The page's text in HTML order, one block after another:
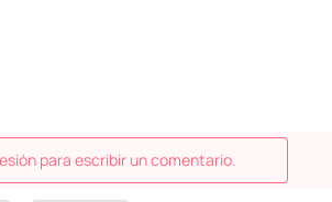
para escribir un comentario.